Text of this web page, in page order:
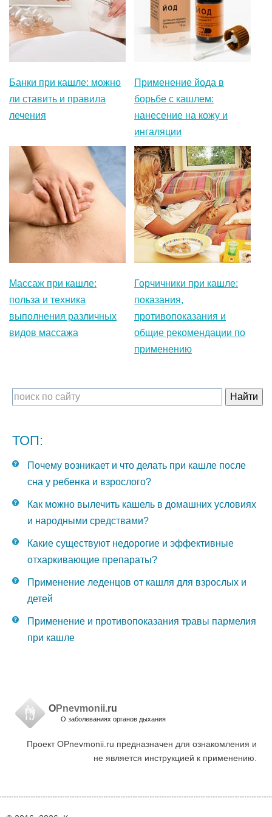
Банки при кашле: можно
ли ставить и правила
лечения
Применение йода в
борьбе с кашлем:
нанесение на кожу и
ингаляции
Массаж при кашле:
польза и техника
выполнения различных
видов массажа
Горчичники при кашле:
показания,
противопоказания и
общие рекомендации по
применению
ТОП:
Почему возникает и что делать при кашле после
сна у ребенка и взрослого?
Как можно вылечить кашель в домашних условиях
и народными средствами?
Какие существуют недорогие и эффективные
отхаркивающие препараты?
Применение леденцов от кашля для взрослых и
детей
Применение и противопоказания травы пармелия
при кашле
OPnevmonii.ru
О заболеваниях органов дыхания
Проект OPnevmonii.ru предназначен для ознакомления и
не является инструкцией к применению.